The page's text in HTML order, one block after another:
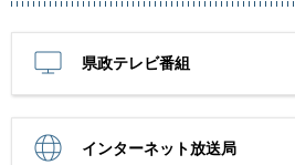
県政テレビ番組
インターネット放送局